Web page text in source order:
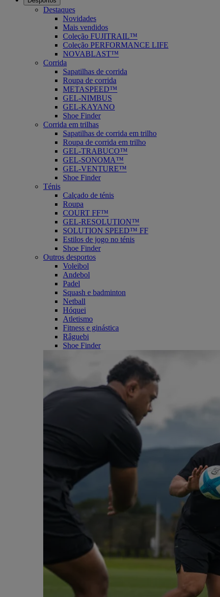
Destaques
Novidades
Mais vendidos
Coleção FUJITRAIL™
Coleção PERFORMANCE LIFE
NOVABLAST™
Corrida
Sapatilhas de corrida
Roupa de corrida
METASPEED™
GEL-NIMBUS
GEL-KAYANO
Shoe Finder
Corrida em trilhas
Sapatilhas de corrida em trilho
Roupa de corrida em trilho
GEL-TRABUCO™
GEL-SONOMA™
GEL-VENTURE™
Shoe Finder
Ténis
Calçado de ténis
Roupa
COURT FF™
GEL-RESOLUTION™
SOLUTION SPEED™ FF
Estilos de jogo no ténis
Shoe Finder
Outros desportos
Voleibol
Andebol
Padel
Squash e badminton
Netball
Hóquei
Atletismo
Fitness e ginástica
Râguebi
Shoe Finder